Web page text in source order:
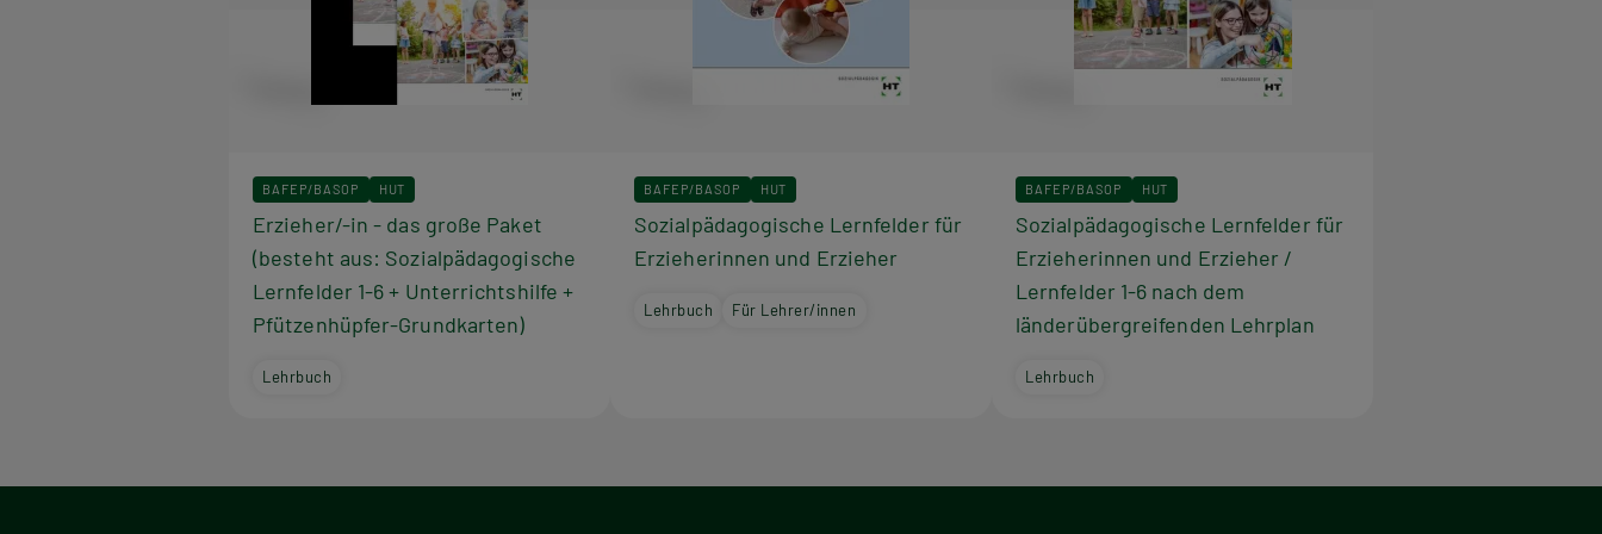
Das hochwertige Grundkartenset stellt die fiktive Kitagruppe aus 21 Kindern und vier Erzieher/-innen
ausführlich vor, ergänzt um Einrichtungsbeschreibungen in verschiedenen Settings. Diese detailliert
beschriebene Kitagruppe eignet sich als lernfeld- und modulübergreifender Fixpunkt für den
Unterricht, anhand dessen Theorie und Praxis der sozialpädagogischen Arbeit anschaulich verknüpft
BAFEP/BASOP HUT
Erzieher/-in - das große Paket
(besteht aus: Sozialpädagogische
Lernfelder 1-6 + Unterrichtshilfe +
Pfützenhüpfer-Grundkarten)
Lehrbuch
BAFEP/BASOP HUT
Sozialpädagogische Lernfelder für
Erzieherinnen und Erzieher
Lehrbuch Für Lehrer/innen
BAFEP/BASOP HUT
Sozialpädagogische Lernfelder für
Erzieherinnen und Erzieher /
Lernfelder 1-6 nach dem
länderübergreifenden Lehrplan
Lehrbuch